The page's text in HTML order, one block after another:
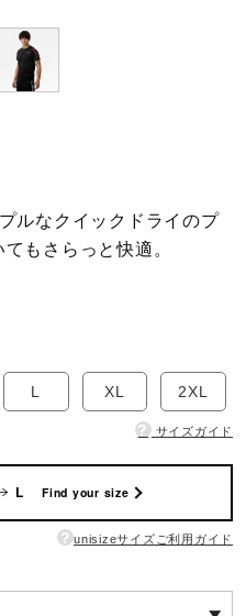
ス
ルなクイックドライのプ
もさらっと快適。
L XL 2XL
? サイズガイド
L Find your size
? unisizeサイズご利用ガイド